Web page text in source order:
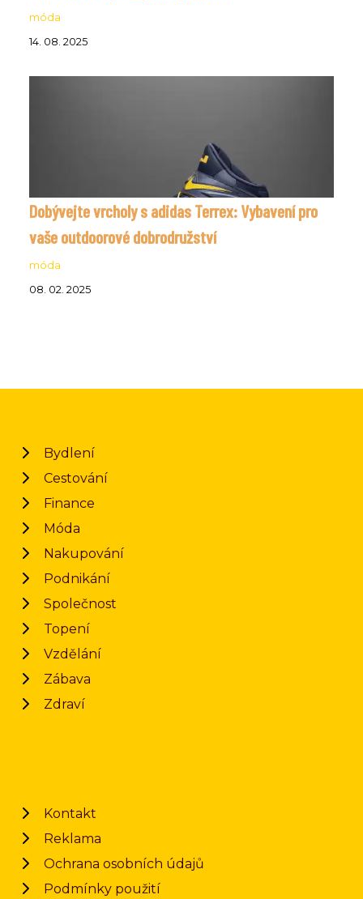
móda
14. 08. 2025
Dobývejte vrcholy s adidas Terrex: Vybavení pro
vaše outdoorové dobrodružství
móda
08. 02. 2025
Bydlení
Cestování
Finance
Móda
Nakupování
Podnikání
Společnost
Topení
Vzdělání
Zábava
Zdraví
Kontakt
Reklama
Ochrana osobních údajů
Podmínky použití